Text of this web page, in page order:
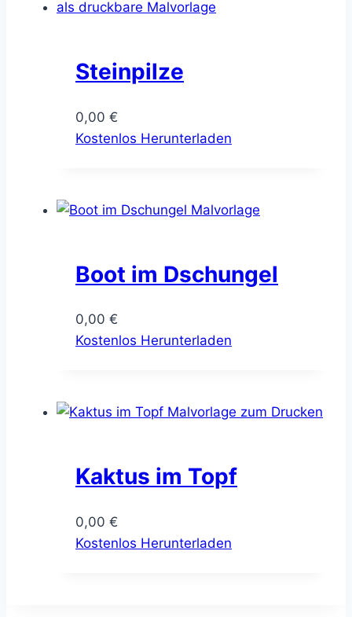
Steinpilze
0,00 €
Kostenlos Herunterladen
Boot im Dschungel
0,00 €
Kostenlos Herunterladen
Kaktus im Topf
0,00 €
Kostenlos Herunterladen